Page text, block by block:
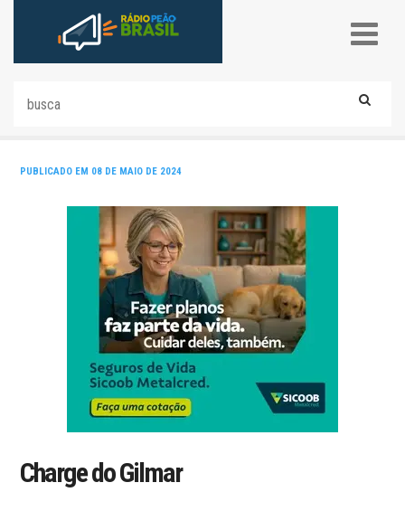
PUBLICADO EM 08 DE MAIO DE 2024
Charge do Gilmar